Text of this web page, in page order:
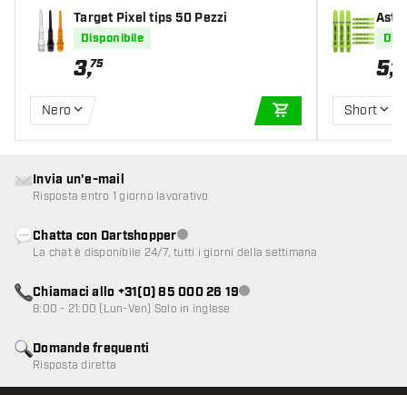
Target Pixel tips 50 Pezzi
Disponibile
3,75
Nero
AGGIUNGI AL
en
5,49
Short
Domande frequenti
Risposta diretta
Invia un'e-mail
Risposta entro 1 giorno lavorativo
Chatta con DartshopperServizio clienti non disponibile
La chat è disponibile 24/7, tutti i giorni della settimana
Chiamaci allo +31(0) 85 000 26 19Servizio clienti non disponibile
8:00 - 21:00 (Lun-Ven) Solo in inglese